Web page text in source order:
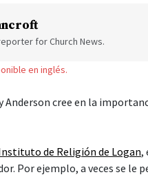
for Church News.
en inglés.
cree en la
de Religión de Logan,
Por ejemplo, a veces se le